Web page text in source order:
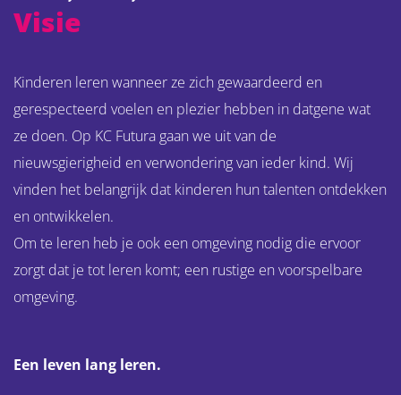
Visie
Kinderen leren wanneer ze zich gewaardeerd en
gerespecteerd voelen en plezier hebben in datgene wat
ze doen. Op KC Futura gaan we uit van de
nieuwsgierigheid en verwondering van ieder kind. Wij
vinden het belangrijk dat kinderen hun talenten ontdekken
en ontwikkelen.
Om te leren heb je ook een omgeving nodig die ervoor
zorgt dat je tot leren komt; een rustige en voorspelbare
omgeving.
Een leven lang leren.